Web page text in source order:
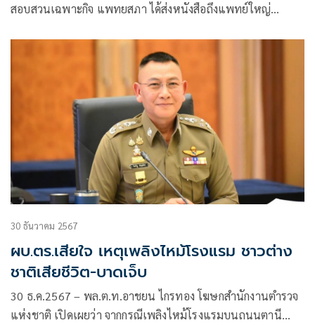
สอบสวนเฉพาะกิจ แพทยสภา ได้ส่งหนังสือถึงแพทย์ใหญ่
ที่พักรักษาตัวที่ชั้น 14
30 ธันวาคม 2567
ผบ.ตร.เสียใจ เหตุเพลิงไหม้โรงแรม ชาวต่าง
ชาติเสียชีวิต-บาดเจ็บ
30 ธ.ค.2567 – พล.ต.ท.อาชยน ไกรทอง โฆษกสำนักงานตำรวจ
แห่งชาติ เปิดเผยว่า จากกรณีเพลิงไหม้โรงแรมบนถนนตานี